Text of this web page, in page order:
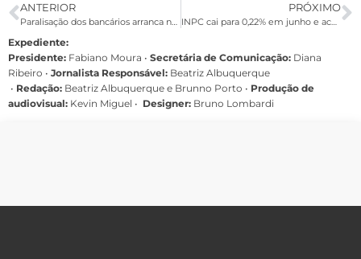
ANTERIOR PRÓXIMO
INPC cai para 0,22% em junho e acumula 6,80% nos últimos 12 meses
Expediente:
Presidente: Fabiano Moura • Secretária de Comunicação: Diana
Ribeiro • Jornalista Responsável: Beatriz Albuquerque
• Redação: Beatriz Albuquerque e Brunno Porto • Produção de
audiovisual: Kevin Miguel • Designer: Bruno Lombardi